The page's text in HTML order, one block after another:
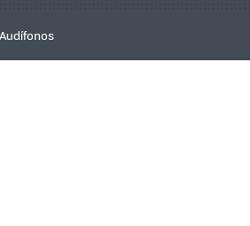
Audífonos